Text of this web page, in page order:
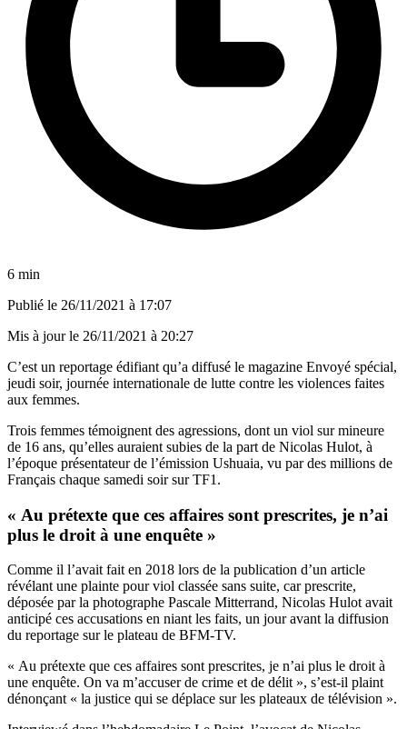
6 min
Publié le 26/11/2021 à 17:07
Mis à jour le 26/11/2021 à 20:27
C’est un reportage édifiant qu’a diffusé le magazine Envoyé spécial,
jeudi soir, journée internationale de lutte contre les violences faites
aux femmes.
Trois femmes témoignent des agressions, dont un viol sur mineure
de 16 ans, qu’elles auraient subies de la part de Nicolas Hulot, à
l’époque présentateur de l’émission Ushuaia, vu par des millions de
Français chaque samedi soir sur TF1.
« Au prétexte que ces affaires sont prescrites, je n’ai
plus le droit à une enquête »
Comme il l’avait fait en 2018 lors de la publication d’un article
révélant une plainte pour viol classée sans suite, car prescrite,
déposée par la photographe Pascale Mitterrand, Nicolas Hulot avait
anticipé ces accusations en niant les faits, un jour avant la diffusion
du reportage sur le plateau de BFM-TV.
« Au prétexte que ces affaires sont prescrites, je n’ai plus le droit à
une enquête. On va m’accuser de crime et de délit », s’est-il plaint
dénonçant « la justice qui se déplace sur les plateaux de télévision ».